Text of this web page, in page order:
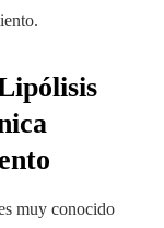
muy conocido